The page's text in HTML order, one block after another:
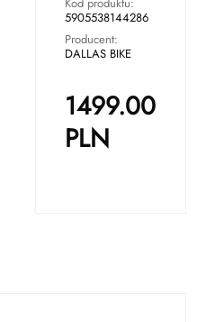
5905538144286
Producent:
DALLAS BIKE
1499.00
PLN